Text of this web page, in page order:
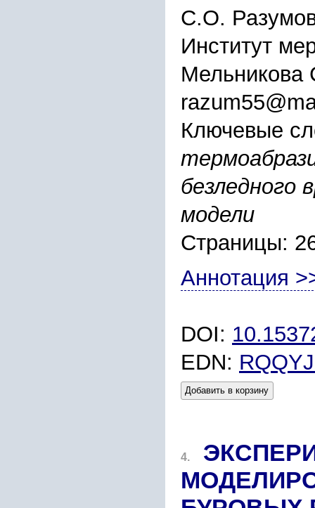
С.О.
Институт
Мельникова
Ключевые
безледного
модели
Страницы:
Аннотация
DOI:
EDN:
Добавить в корзину
4.